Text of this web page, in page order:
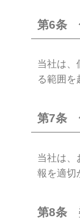
第6条
当社は、
る範囲を
第7条
当社は、
報を適切
第8条